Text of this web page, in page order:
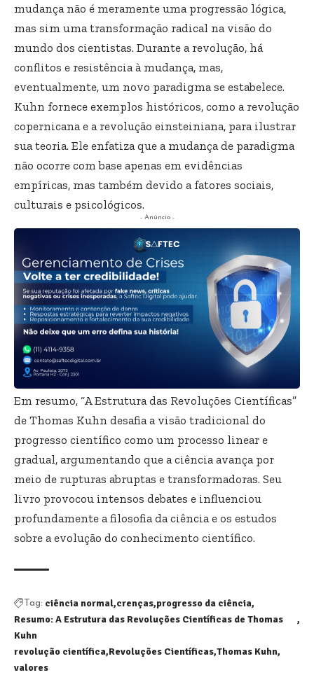
mudança não é meramente uma progressão lógica,
mas sim uma transformação radical na visão do
mundo dos cientistas. Durante a revolução, há
conflitos e resistência à mudança, mas,
eventualmente, um novo paradigma se estabelece.
Kuhn fornece exemplos históricos, como a revolução
copernicana e a revolução einsteiniana, para ilustrar
sua teoria. Ele enfatiza que a mudança de paradigma
não ocorre com base apenas em evidências
empíricas, mas também devido a fatores sociais,
culturais e psicológicos.
- Anúncio -
Em resumo, “A Estrutura das Revoluções Científicas”
de Thomas Kuhn desafia a visão tradicional do
progresso científico como um processo linear e
gradual, argumentando que a ciência avança por
meio de rupturas abruptas e transformadoras. Seu
livro provocou intensos debates e influenciou
profundamente a filosofia da ciência e os estudos
sobre a evolução do conhecimento científico.
Tag: ciência normal crenças progresso da ciência
Resumo: A Estrutura das Revoluções Científicas de Thomas
Kuhn
revolução científica Revoluções Científicas Thomas Kuhn
valores